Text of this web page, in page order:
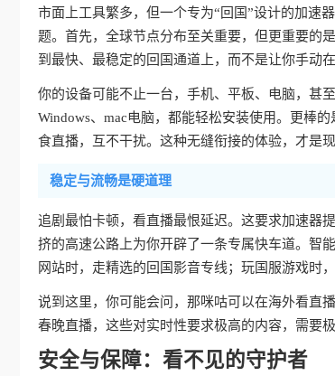
市面上工具繁多，但一个专为“回国”设计的加速
题。首先，全球节点分布至关重要，但更重要的
到最快、最稳定的回国通道上，而不是让你手动
你的设备可能不止一台，手机、平板、电脑，甚
Windows、mac电脑，都能轻松安装使用。更棒
食直播，互不干扰。这种无缝衔接的体验，才是
稳定与流畅是硬道理
追剧最怕卡顿，看直播最恨延迟。这要求加速器
挤的高速公路上为你开辟了一条专属快车道。智
网站时，走精选的回国影音专线；玩国服游戏时
说到这里，你可能会问，那咪咕可以在海外看直
春晚直播，这些对实时性要求极高的内容，需要
安全与保障：看不见的守护者